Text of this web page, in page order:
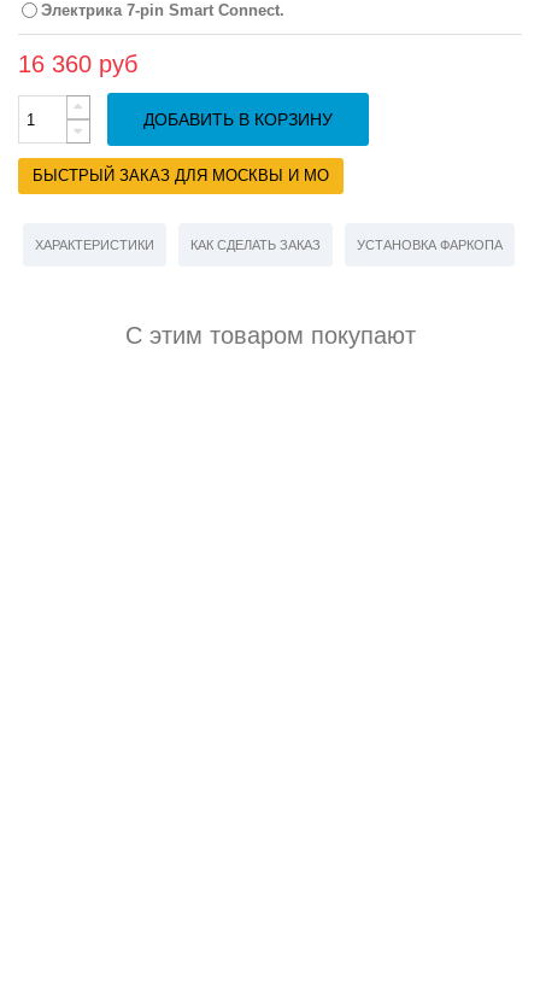
Электрика 7-pin Smart Connect.
16 360 руб
ДОБАВИТЬ В КОРЗИНУ
БЫСТРЫЙ ЗАКАЗ ДЛЯ МОСКВЫ И МО
ХАРАКТЕРИСТИКИ КАК СДЕЛАТЬ ЗАКАЗ УСТАНОВКА ФАРКОПА
С этим товаром покупают